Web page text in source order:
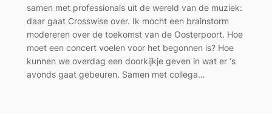
samen met professionals uit de wereld van de muziek:
daar gaat Crosswise over. Ik mocht een brainstorm
modereren over de toekomst van de Oosterpoort. Hoe
moet een concert voelen voor het begonnen is? Hoe
kunnen we overdag een doorkijkje geven in wat er ‘s
avonds gaat gebeuren. Samen met collega…